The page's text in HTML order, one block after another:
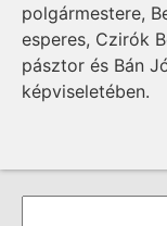
polgármestere,
esperes, Czirók
pásztor és Bán
képviseletében.
Keresés űrlap